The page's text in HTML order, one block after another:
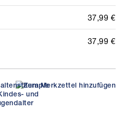
37,99 €
37,99 €